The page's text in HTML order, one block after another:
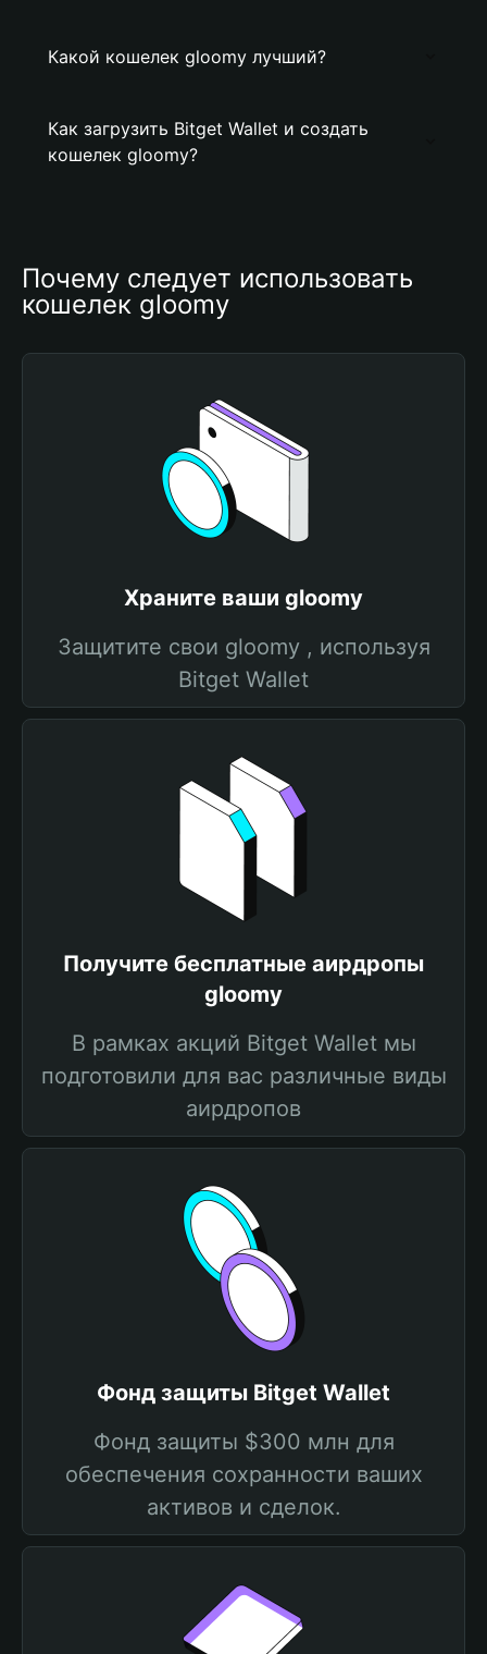
Какой кошелек gloomy лучший?
Как загрузить Bitget Wallet и создать
кошелек gloomy?
Почему следует использовать
кошелек gloomy
Храните ваши gloomy
Защитите свои gloomy , используя
Bitget Wallet
Получите бесплатные аирдропы
gloomy
В рамках акций Bitget Wallet мы
подготовили для вас различные виды
аирдропов
Фонд защиты Bitget Wallet
Фонд защиты $300 млн для
обеспечения сохранности ваших
активов и сделок.